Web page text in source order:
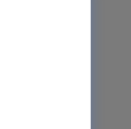
premium